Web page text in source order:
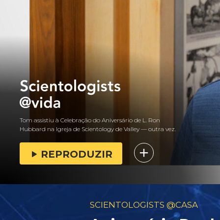
Tom assistiu à Celebração do Aniversário de L. Ron
Hubbard na Igreja de Scientology de Valley — outra vez.
REPRODUZIR
SCIENTOLOGISTS @CASA